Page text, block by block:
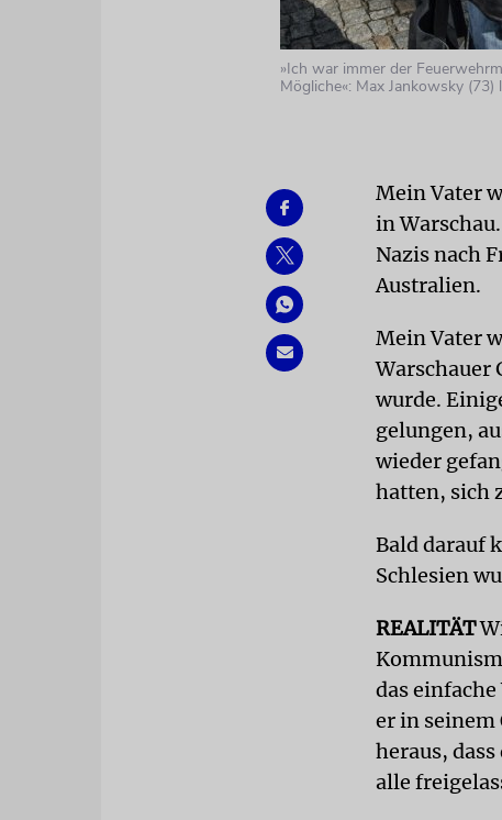
»Ich war immer der
Mögliche«: Max Jankowsky (73)
Mein Vater
in
Nazis nach
Australien.
Mein Vater
Warschauer
wurde.
gelungen,
wieder
hatten, sich
Bald darauf
Schlesien
REALITÄT
das
er in seinem
heraus,
alle